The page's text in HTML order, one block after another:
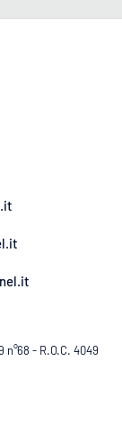
- R.O.C. 4049